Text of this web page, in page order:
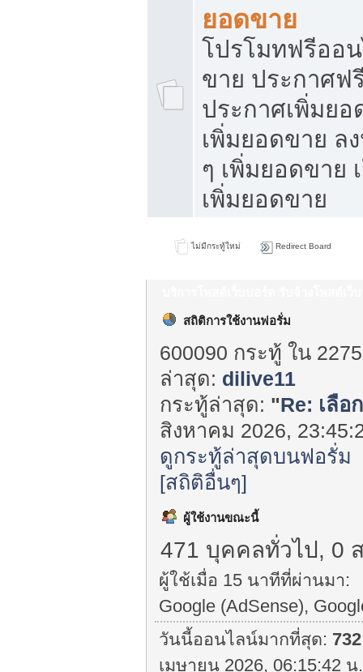
ยอดขาย
โปรโมทฟรีออ
ขาย ประกาศฟ
ประกาศเพิ่มย
เพิ่มยอดขาย ล
ๆ เพิ่มยอดขาย
เพิ่มยอดขาย
ไม่มีกระทู้ใหม่ Redirect Board
สถิติการใช้งานฟอรั่ม
600090 กระทู้ ใน
ล่าสุด: dilive11
กระทู้ล่าสุด: "Re: เลือ
สิงหาคม 2026,
ดูกระทู้ล่าสุดบนฟอรั่ม
[สถิติอื่นๆ]
ผู้ใช้งานขณะนี้
471 บุคคลทั่วไป, 0
ผู้ใช้เมื่อ 15 นาทีที่ผ่านมา:
Google (AdSense),
วันนี้ออนไลน์มากที่สุด: 732
เมษายน 2026, 06:15:42 น